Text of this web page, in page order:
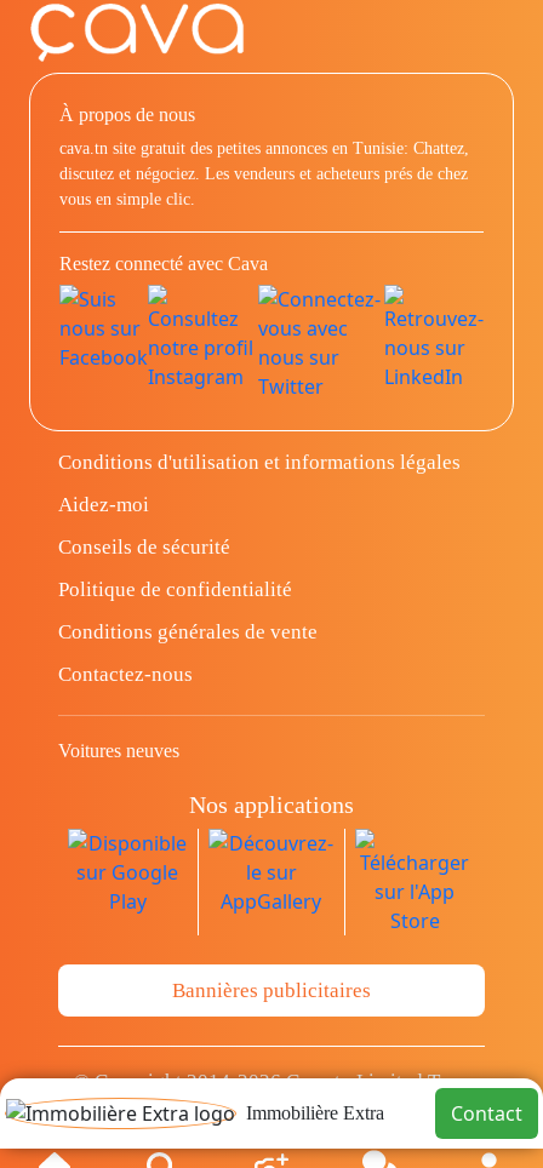
Immobilière Extra Contact
À propos de nous
cava.tn site gratuit des petites annonces en Tunisie: Chattez,
discutez et négociez. Les vendeurs et acheteurs prés de chez
vous en simple clic.
Restez connecté avec Cava
Conditions d'utilisation et informations légales
Aidez-moi
Conseils de sécurité
Politique de confidentialité
Conditions générales de vente
Contactez-nous
Voitures neuves
Nos applications
Bannières publicitaires
© Copyright 2014-2026 Cava.tn Limited Tous
les droits sont réservés.